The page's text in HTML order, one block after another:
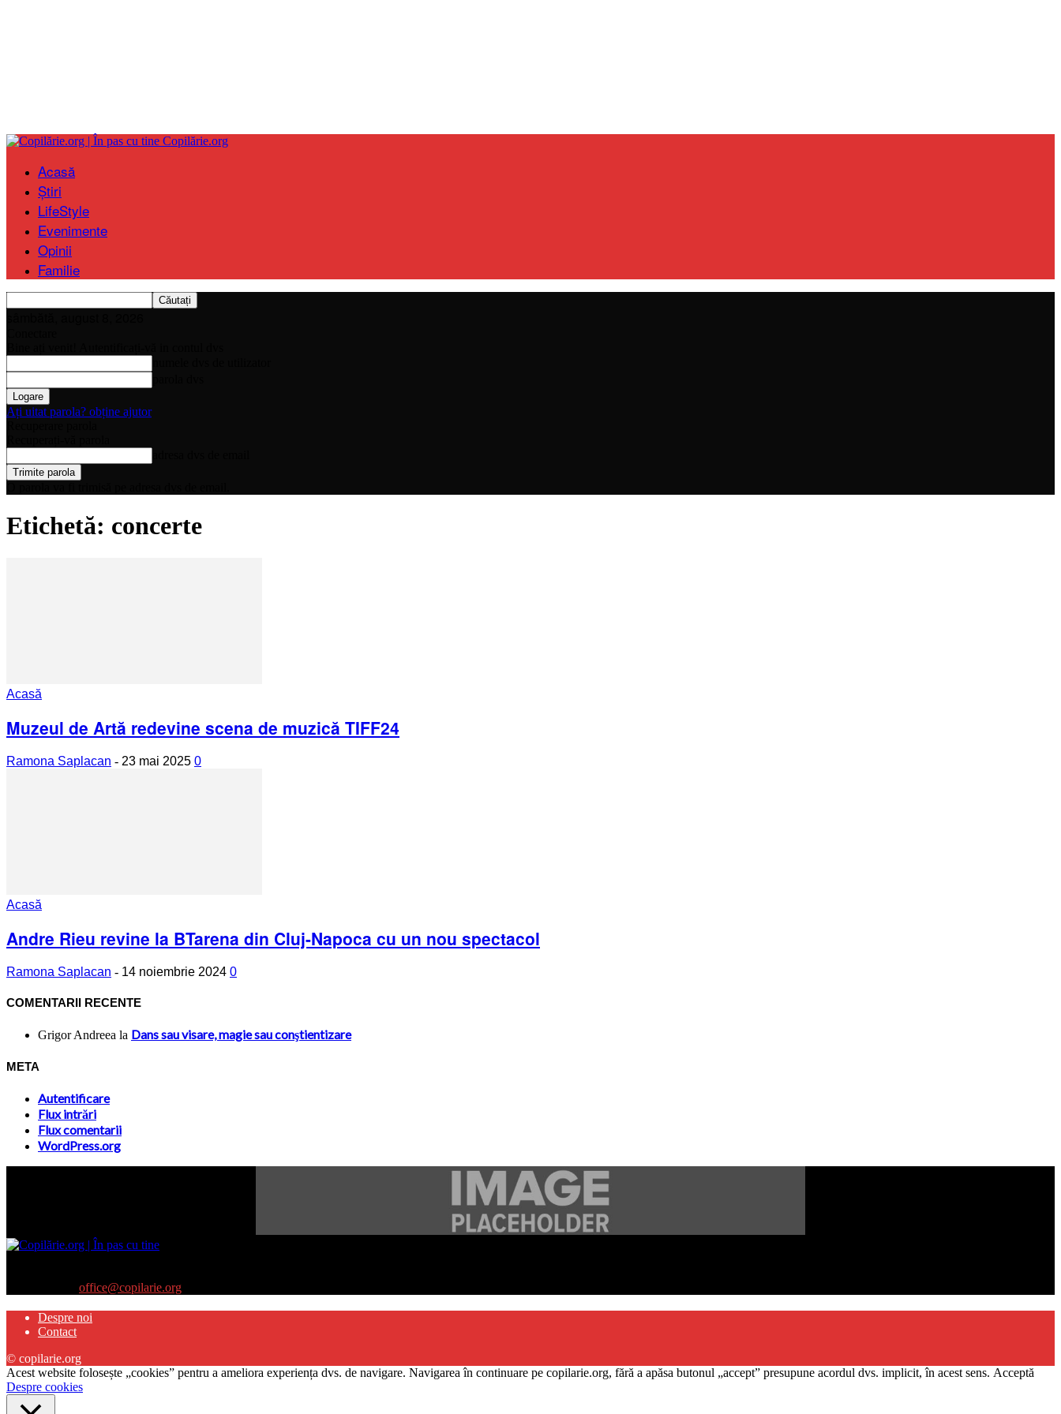
Copilărie.org
Acasă
Știri
LifeStyle
Evenimente
Opinii
Familie
Ați uitat parola? obține ajutor
Etichetă: concerte
Acasă
Muzeul de Artă redevine scena de muzică TIFF24
Ramona Saplacan - 23 mai 2025 0
Acasă
Andre Rieu revine la BTarena din Cluj-Napoca cu un nou spectacol
Ramona Saplacan - 14 noiembrie 2024 0
COMENTARII RECENTE
Grigor Andreea la Dans sau visare, magie sau conştientizare
META
Autentificare
Flux intrări
Flux comentarii
WordPress.org
office@copilarie.org
Despre noi
Contact
© copilarie.org
Acest website folosește „cookies” pentru a ameliora experiența dvs. de navigare. Navigarea în continuare pe copilarie.org, fără a apăsa butonul „accept” presupune acordul dvs. implicit, în acest sens. Acceptă
Despre cookies